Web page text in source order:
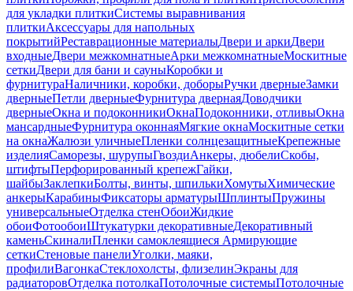
для укладки плиткиСистемы выравнивания
плиткиАксессуары для напольных
покрытийРеставрационные материалыДвери и аркиДвери
входныеДвери межкомнатныеАрки межкомнатныеМоскитные
сеткиДвери для бани и сауныКоробки и
фурнитураНаличники, коробки, доборыРучки дверныеЗамки
дверныеПетли дверныеФурнитура двернаяДоводчики
дверныеОкна и подоконникиОкнаПодоконники, отливыОкна
мансардныеФурнитура оконнаяМягкие окнаМоскитные сетки
на окнаЖалюзи уличныеПленки солнцезащитныеКрепежные
изделияСаморезы, шурупыГвоздиАнкеры, дюбелиСкобы,
штифтыПерфорированный крепежГайки,
шайбыЗаклепкиБолты, винты, шпилькиХомутыХимические
анкерыКарабиныФиксаторы арматурыШплинтыПружины
универсальныеОтделка стенОбоиЖидкие
обоиФотообоиШтукатурки декоративныеДекоративный
каменьСкиналиПленки самоклеящиеся Армирующие
сеткиСтеновые панелиУголки, маяки,
профилиВагонкаСтеклохолсты, флизелинЭкраны для
радиаторовОтделка потолкаПотолочные системыПотолочные